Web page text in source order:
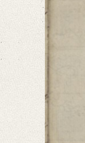
Heute schreibe
Language